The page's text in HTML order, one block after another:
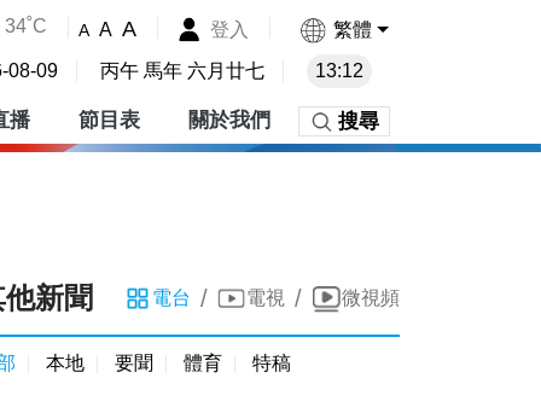
34˚C A A A 登入 繁體
08-09 丙午 馬年 六月廿七 13:12
播 節目表 關於我們 搜尋
新聞 電台 / 電視 / 微視頻
本地 要聞 體育 特稿